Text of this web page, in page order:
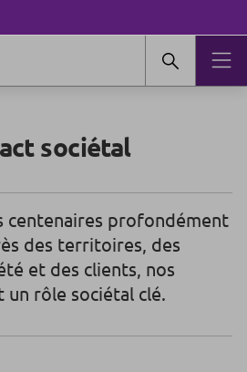
sociétal
centenaires profondément
des territoires, des
et des clients, nos
rôle sociétal clé.